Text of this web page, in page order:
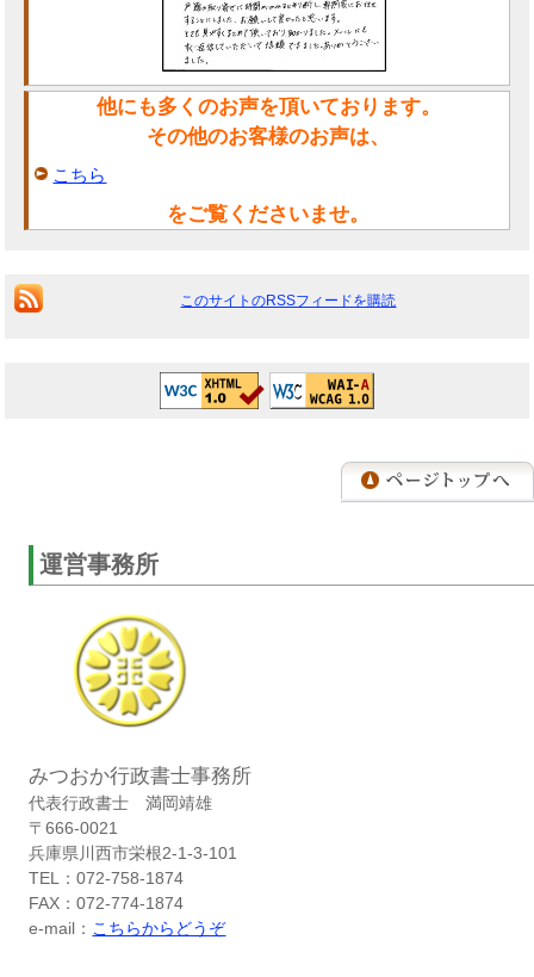
他にも多くのお声を頂いております。
その他のお客様のお声は、
こちら
をご覧くださいませ。
このサイトのRSSフィードを購読
運営事務所
みつおか行政書士事務所
代表行政書士 満岡靖雄
〒666-0021
兵庫県川西市栄根2-1-3-101
TEL：072-758-1874
FAX：072-774-1874
e-mail： こちらからどうぞ